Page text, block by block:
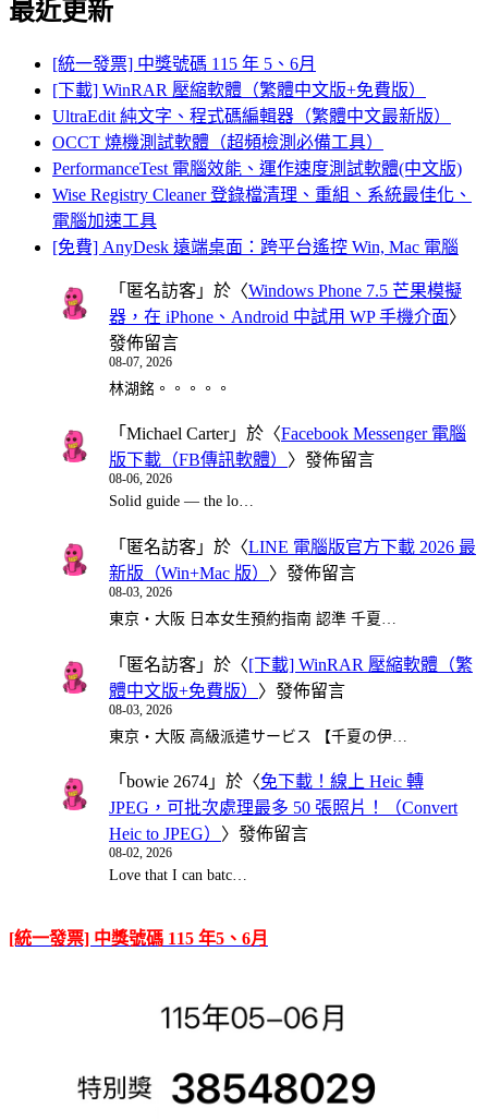
最近更新
[統一發票] 中獎號碼 115 年 5、6月
[下載] WinRAR 壓縮軟體（繁體中文版+免費版）
UltraEdit 純文字、程式碼編輯器（繁體中文最新版）
OCCT 燒機測試軟體（超頻檢測必備工具）
PerformanceTest 電腦效能、運作速度測試軟體(中文版)
Wise Registry Cleaner 登錄檔清理、重組、系統最佳化、
電腦加速工具
[免費] AnyDesk 遠端桌面：跨平台遙控 Win, Mac 電腦
「 匿名訪客 」於〈Windows Phone 7.5 芒果模擬
器，在 iPhone、Android 中試用 WP 手機介面〉
發佈留言
08-07, 2026
林湖銘。。。。。
「 Michael Carter」於〈Facebook Messenger 電腦
版下載（FB傳訊軟體） 〉發佈留言
08-06, 2026
Solid guide — the lo…
「 匿名訪客 」於〈LINE 電腦版官方下載 2026 最
新版（Win+Mac 版） 〉發佈留言
08-03, 2026
東京・大阪 日本女生預約指南 認準 千夏…
「 匿名訪客 」於〈[下載] WinRAR 壓縮軟體（繁
體中文版+免費版） 〉發佈留言
08-03, 2026
東京・大阪 高級派遣サービス 【千夏の伊…
「 bowie 2674 」於〈免下載！線上 Heic 轉
JPEG，可批次處理最多 50 張照片！（Convert
Heic to JPEG） 〉發佈留言
08-02, 2026
Love that I can batc…
[統一發票] 中獎號碼 115 年5、6月